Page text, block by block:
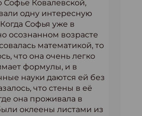
Софье Ковалевской,
одну интересную
Софья уже в
осознанном возрасте
математикой, то
что она очень легко
формулы, и в
науки даются ей без
что стены в её
она проживала в
оклеены листами из